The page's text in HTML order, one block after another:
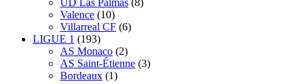
Valence (10)
Villarreal CF (6)
LIGUE 1 (193)
AS Monaco (2)
AS Saint-Étienne (3)
Bordeaux (1)